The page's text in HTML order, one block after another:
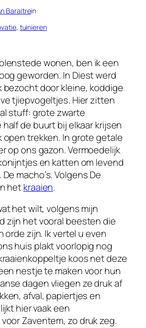
Baraitrein
, tuinieren
wonen, ben ik een
geworden. In Diest werd
bezocht door kleine, koddige
tjiepvogeltjes. Hier zitten
stuff: grote zwarte
de buurt bij elkaar krijsen
open trekken. In grote getale
op ons gazon. Vermoedelijk
en katten om levend
macho’s. Volgens De
hetkraaien.
het wilt, volgens mijn
zijn het vooral beesten die
orde zijn. Ik vertel u even
huis plakt voorlopig nog
koos net deze
nestje te maken voor hun
dagen vliegen ze druk af
afval, papiertjes en
hier vaak een
Zaventem, zo druk zeg.